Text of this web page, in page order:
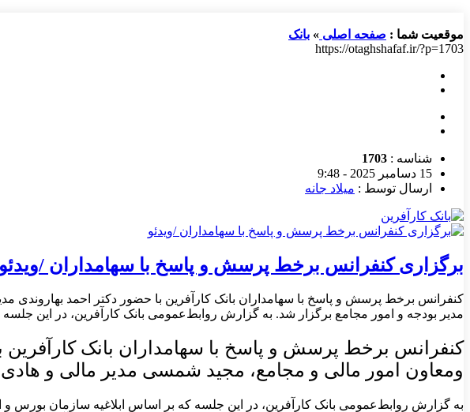
موقعیت شما : صفحه اصلی » بانک
https://otaghshafaf.ir/?p=1703
شناسه : 1703
15 دسامبر 2025 - 9:48
ارسال توسط : میلاد جانه
برگزاری کنفرانس برخط پرسش و پاسخ با سهامداران /ویدئو
کنفرانس برخط پرسش و پاسخ با سهامداران بانک کارآفرین با حضور دکتر احمد
مدیر بودجه و امور مجامع برگزار شد. به گزارش روابط‌عمومی بانک کارآفرین، در این
کنفرانس برخط پرسش و پاسخ با سهامداران بانک
ومعاون امور مالی و مجامع، مجید شمسی مدیر مالی و